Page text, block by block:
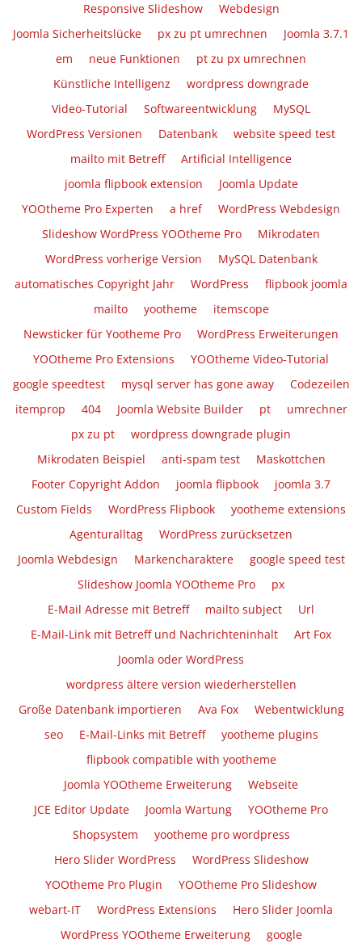
Responsive Slideshow
Webdesign
Joomla Sicherheitslücke
px zu pt umrechnen
Joomla 3.7.1
em
neue Funktionen
pt zu px umrechnen
Künstliche Intelligenz
wordpress downgrade
Video-Tutorial
Softwareentwicklung
MySQL
WordPress Versionen
Datenbank
website speed test
mailto mit Betreff
Artificial Intelligence
joomla flipbook extension
Joomla Update
YOOtheme Pro Experten
a href
WordPress Webdesign
Slideshow WordPress YOOtheme Pro
Mikrodaten
WordPress vorherige Version
MySQL Datenbank
automatisches Copyright Jahr
WordPress
flipbook joomla
mailto
yootheme
itemscope
Newsticker für Yootheme Pro
WordPress Erweiterungen
YOOtheme Pro Extensions
YOOtheme Video-Tutorial
google speedtest
mysql server has gone away
Codezeilen
itemprop
404 Joomla Website Builder pt
umrechner
px zu pt
wordpress downgrade plugin
Mikrodaten Beispiel
anti-spam test
Maskottchen
Footer Copyright Addon
joomla flipbook
joomla 3.7
Custom Fields
WordPress Flipbook
yootheme extensions
Agenturalltag
WordPress zurücksetzen
Joomla Webdesign
Markencharaktere
google speed test
Slideshow Joomla YOOtheme Pro
px
E-Mail Adresse mit Betreff
mailto subject
Url
E-Mail-Link mit Betreff und Nachrichteninhalt
Art Fox
Joomla oder WordPress
wordpress ältere version wiederherstellen
Große Datenbank importieren
Ava Fox
Webentwicklung
seo
E-Mail-Links mit Betreff
yootheme plugins
flipbook compatible with yootheme
Joomla YOOtheme Erweiterung
Webseite
JCE Editor Update
Joomla Wartung
YOOtheme Pro
Shopsystem
yootheme pro wordpress
Hero Slider WordPress
WordPress Slideshow
YOOtheme Pro Plugin
YOOtheme Pro Slideshow
webart-IT
WordPress Extensions
Hero Slider Joomla
WordPress YOOtheme Erweiterung
google